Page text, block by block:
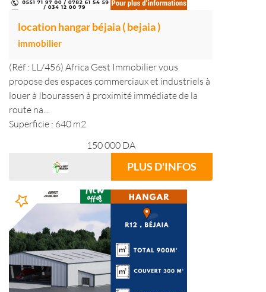
location hangar béjaia ( bejaia )
immobilier
(Réf : LL/456) Africa Gest Immobilier vous
propose des espaces commerciaux et industriels à
louer à Ibourassen à proximité immédiate de la
route na...
Superficie : 640 m2
150 000 DA
PLUS D'INFOS